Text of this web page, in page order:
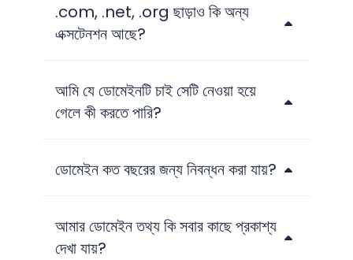
.com, .net, .org ছাড়াও কি অন্য
এক্সটেনশন আছে?
আমি যে ডোমেইনটি চাই সেটি নেওয়া হয়ে
গেলে কী করতে পারি?
ডোমেইন কত বছরের জন্য নিবন্ধন করা যায়?
আমার ডোমেইন তথ্য কি সবার কাছে প্রকাশ্য
দেখা যায়?